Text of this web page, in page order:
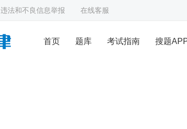
违法和不良信息举报 在线客服
首页 题库 考试指南 搜题